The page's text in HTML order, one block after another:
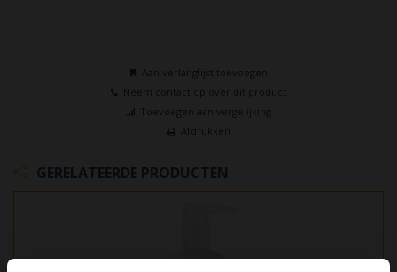
Aan verlanglijst toevoegen
Neem contact op over dit product
Toevoegen aan vergelijking
Afdrukken
GERELATEERDE PRODUCTEN